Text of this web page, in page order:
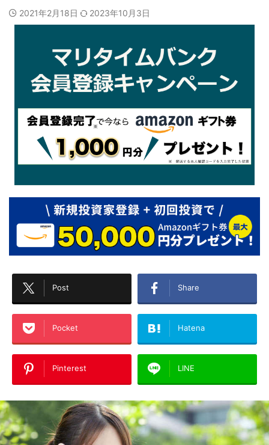
2021年2月18日 2023年10月3日
Post Share
Pocket Hatena
Pinterest LINE